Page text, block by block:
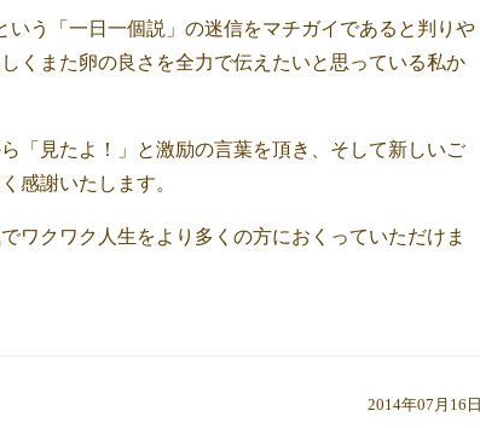
う「一日一個説」の迷信をマチガイであると判りや
くまた卵の良さを全力で伝えたいと思っている私か
「見たよ！」と激励の言葉を頂き、そして新しいご
感謝いたします。
ワクワク人生をより多くの方におくっていただけま
2014年07月16日